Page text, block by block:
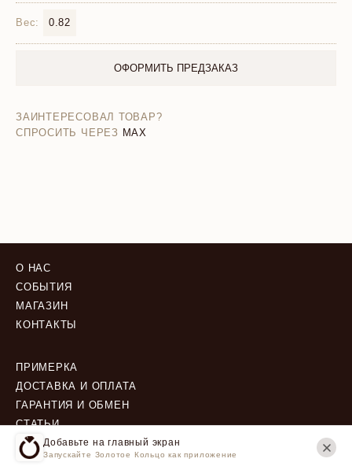
Добавьте на главный экран
Запускайте Золотое Кольцо как приложение
Вес: 0.82
ОФОРМИТЬ ПРЕДЗАКАЗ
ЗАИНТЕРЕСОВАЛ ТОВАР?
СПРОСИТЬ ЧЕРЕЗ MAX
О НАС
СОБЫТИЯ
МАГАЗИН
КОНТАКТЫ
ПРИМЕРКА
ДОСТАВКА И ОПЛАТА
ГАРАНТИЯ И ОБМЕН
СТАТЬИ